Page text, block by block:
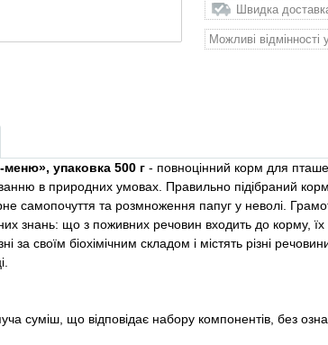
Швидка
Можливі відмінності
меню», упаковка 500 г- повноцінний корм для
в природних умовах. Правильно підібраний
самопочуття та розмноження папуг у неволі.
знань: що з поживних речовин входить до корму, їх
за своїм біохімічним складом і містять різні
суміш, що відповідає набору компонентів, без